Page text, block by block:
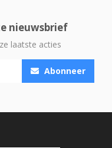
nieuwsbrief
laatste acties
Abonneer